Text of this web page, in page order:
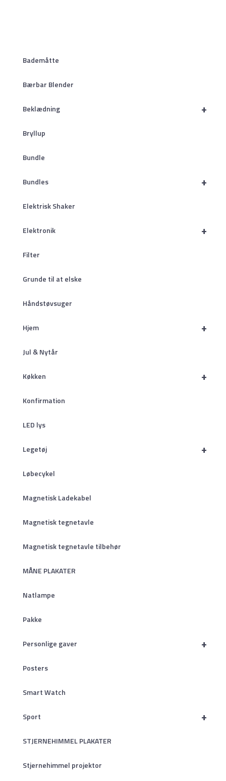
Bademåtte
Bærbar Blender
+
Beklædning
Bryllup
Bundle
+
Bundles
Elektrisk Shaker
+
Elektronik
Filter
Grunde til at elske
Håndstøvsuger
+
Hjem
Jul & Nytår
+
Køkken
Konfirmation
LED lys
+
Legetøj
Løbecykel
Magnetisk Ladekabel
Magnetisk tegnetavle
Magnetisk tegnetavle tilbehør
MÅNE PLAKATER
Natlampe
Pakke
+
Personlige gaver
Posters
Smart Watch
+
Sport
STJERNEHIMMEL PLAKATER
Stjernehimmel projektor